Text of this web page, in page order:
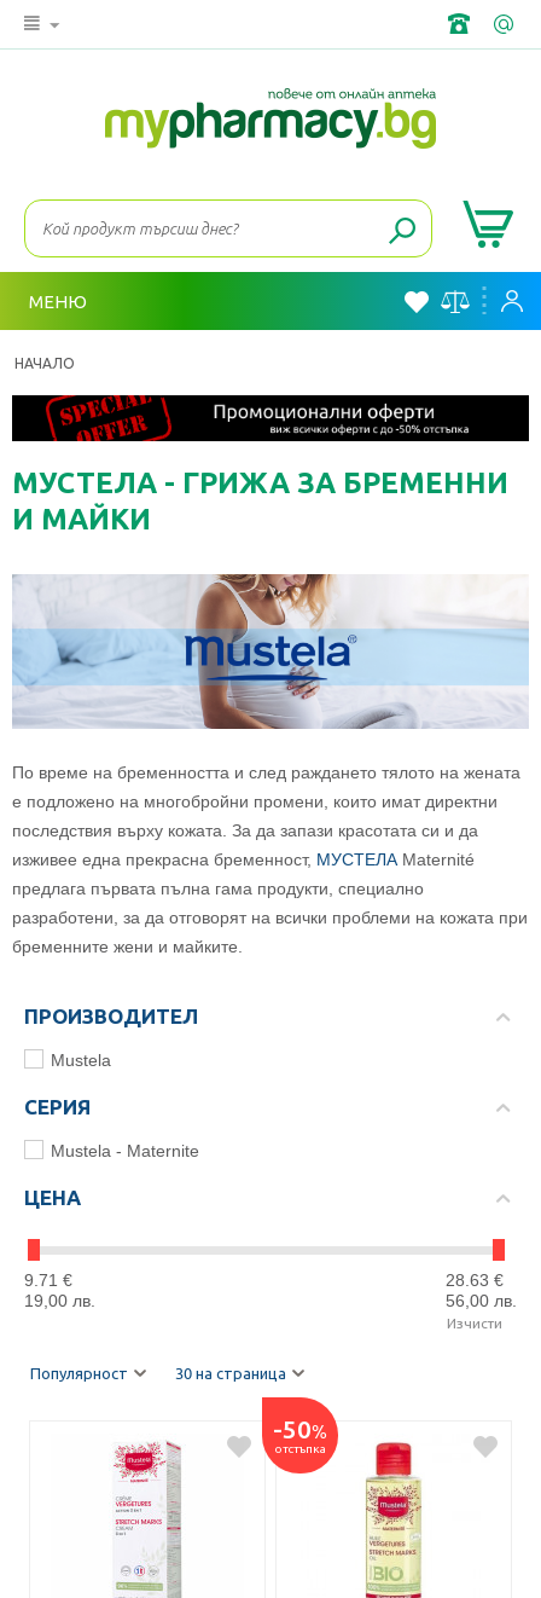
МЕНЮ
НАЧАЛО
МУСТЕЛА - ГРИЖА ЗА БРЕМЕННИ
И МАЙКИ
По време на бременността и след раждането тялото на жената
е подложено на многобройни промени, които имат директни
последствия върху кожата. За да запази красотата си и да
изживее една прекрасна бременност, МУСТЕЛА Maternité
предлага първата пълна гама продукти, специално
разработени, за да отговорят на всички проблеми на кожата при
бременните жени и майките.
ПРОИЗВОДИТЕЛ
Mustela
СЕРИЯ
Mustela - Maternite
ЦЕНА
9.71 €
19,00 лв.
28.63 €
56,00 лв.
Изчисти
Популярност 30 на страница
-50%
отстъпка